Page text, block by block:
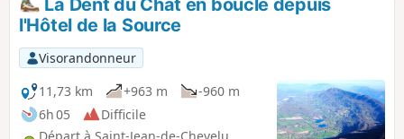
par de nombreux cyclistes mais aussi
des piétons pour passer du côté Lac du
Bourget à la vallée de Yenne et aux lacs
de Chevelu. Le tunnel est aménagé en
"Musée du Chat" et comporte une
impressionnante collection de fresques
murales réalisées par des artistes
l'Hôtel de la Source
Visorandonneur
11,73 km
+963 m
-960 m
6h 05
Difficile